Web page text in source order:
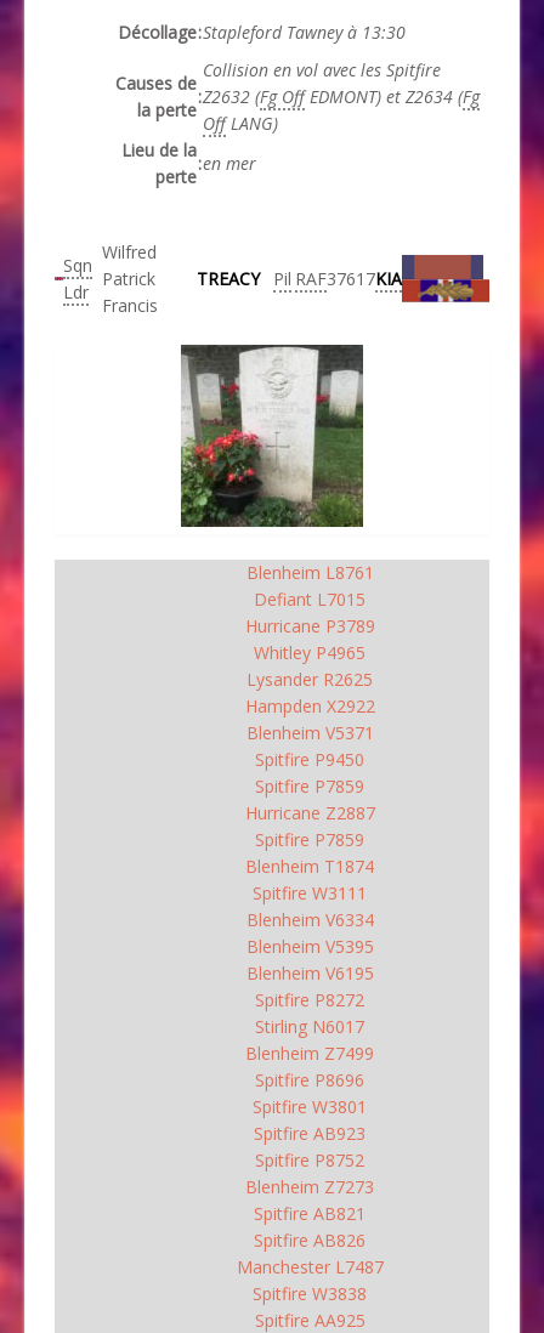
Décollage:Stapleford Tawney à 13:30
Causes de
la perte
:
Collision en vol avec les Spitfire
Z2632 (Fg OffEDMONT) et Z2634 (Fg
OffLANG)
Lieu de la
perte
:en mer
Sqn
Ldr
Wilfred
Patrick
Francis
TREACY Pil RAF37617KIA
Blenheim L8761
Defiant L7015
Hurricane P3789
Whitley P4965
Lysander R2625
Hampden X2922
Blenheim V5371
Spitfire P9450
Spitfire P7859
Hurricane Z2887
Spitfire P7859
Blenheim T1874
Spitfire W3111
Blenheim V6334
Blenheim V5395
Blenheim V6195
Spitfire P8272
Stirling N6017
Blenheim Z7499
Spitfire P8696
Spitfire W3801
Spitfire AB923
Spitfire P8752
Blenheim Z7273
Spitfire AB821
Spitfire AB826
Manchester L7487
Spitfire W3838
Spitfire AA925